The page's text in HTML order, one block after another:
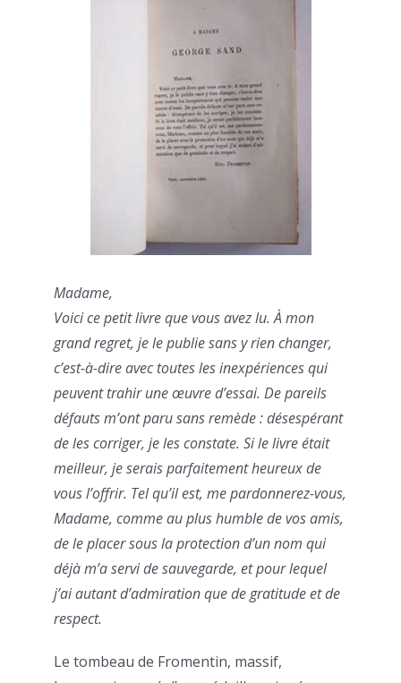
Madame,
Voici ce petit livre que vous avez lu. À mon
grand regret, je le publie sans y rien changer,
c’est-à-dire avec toutes les inexpériences qui
peuvent trahir une œuvre d’essai. De pareils
défauts m’ont paru sans remède : désespérant
de les corriger, je les constate. Si le livre était
meilleur, je serais parfaitement heureux de
vous l’offrir. Tel qu’il est, me pardonnerez-vous,
Madame, comme au plus humble de vos amis,
de le placer sous la protection d’un nom qui
déjà m’a servi de sauvegarde, et pour lequel
j’ai autant d’admiration que de gratitude et de
respect.
Le tombeau de Fromentin, massif,